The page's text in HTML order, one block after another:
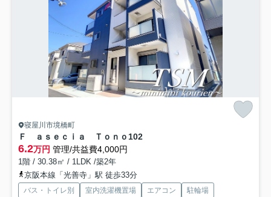
寝屋川市境橋町
Ｆ ａｓｅｃｉａ Ｔｏｎｏ 102
6.2万円 管理/共益費4,000円
1階 / 30.38㎡ / 1LDK /築2年
京阪本線「光善寺」駅 徒歩33分
バス・トイレ別 室内洗濯機置場 エアコン
駐輪場